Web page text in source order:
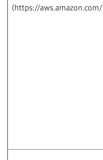
(https://